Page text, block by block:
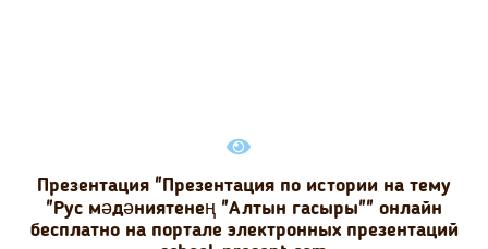
Презентация "Презентация по истории на тему
"Рус мәдәниятенең "Алтын гасыры"" онлайн
бесплатно на портале электронных презентаций